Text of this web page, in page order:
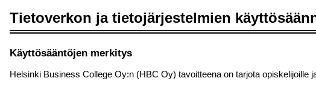
Tietoverkon ja tietojärjestelmien
Käyttösääntöjen merkitys
Helsinki Business College Oy:n (HBC Oy) tavoitteena on tarjota